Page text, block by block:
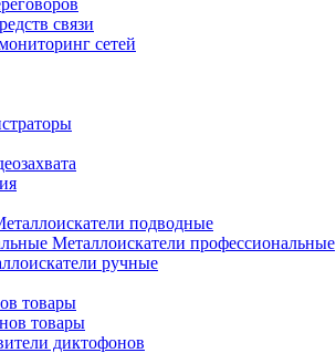
связи
сетей
подводные
Металлоискатели профессиональные
ручные
товары
товары
диктофонов